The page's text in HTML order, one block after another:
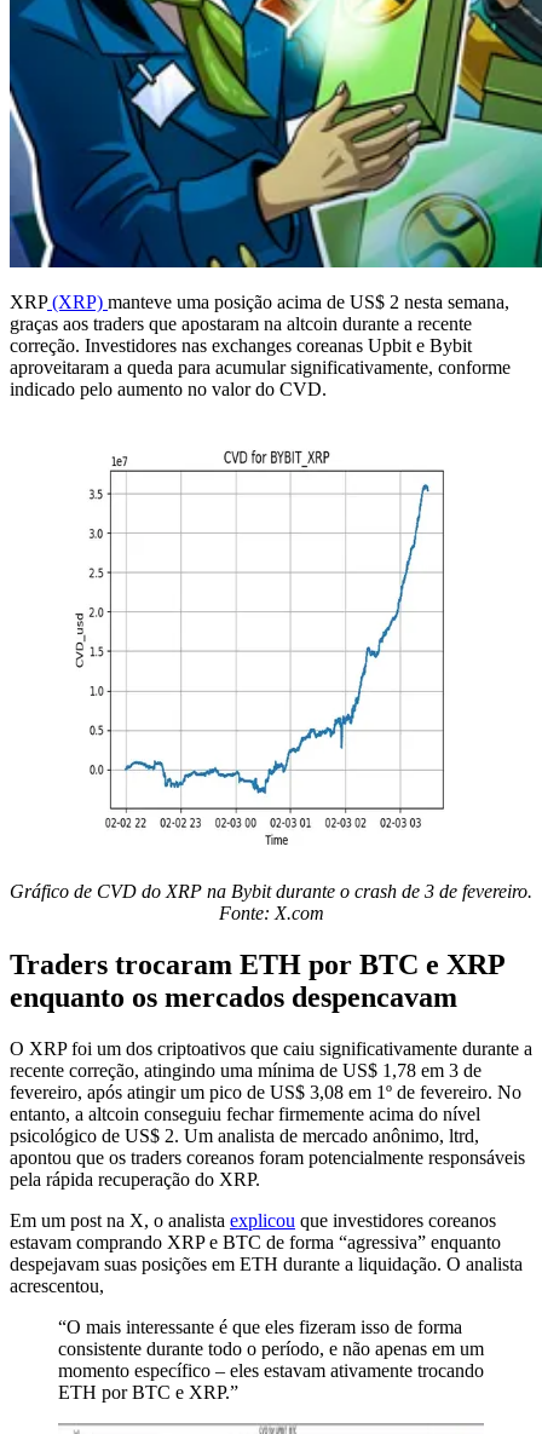
XRP(XRP) manteve uma posição acima de US$ 2 nesta semana,
graças aos traders que apostaram na altcoin durante a recente
correção. Investidores nas exchanges coreanas Upbit e Bybit
aproveitaram a queda para acumular significativamente, conforme
indicado pelo aumento no valor do CVD.
Gráfico de CVD do XRP na Bybit durante o crash de 3 de fevereiro.
Fonte: X.com
Traders trocaram ETH por BTC e XRP
enquanto os mercados despencavam
O XRP foi um dos criptoativos que caiu significativamente durante a
recente correção, atingindo uma mínima de US$ 1,78 em 3 de
fevereiro, após atingir um pico de US$ 3,08 em 1º de fevereiro. No
entanto, a altcoin conseguiu fechar firmemente acima do nível
psicológico de US$ 2. Um analista de mercado anônimo, ltrd,
apontou que os traders coreanos foram potencialmente responsáveis
pela rápida recuperação do XRP.
Em um post na X, o analista explicou que investidores coreanos
estavam comprando XRP e BTC de forma “agressiva” enquanto
despejavam suas posições em ETH durante a liquidação. O analista
acrescentou,
“O mais interessante é que eles fizeram isso de forma
consistente durante todo o período, e não apenas em um
momento específico – eles estavam ativamente trocando
ETH por BTC e XRP.”